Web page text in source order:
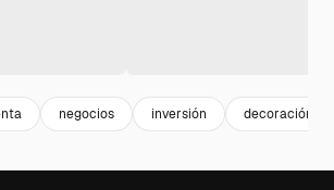
negocios inversión decoración